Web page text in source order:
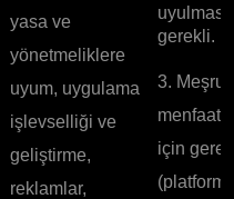
yasa ve
yönetmeliklere
uyum, uygulama
işlevselliği ve
geliştirme,
reklamlar,
gerekli.
3. Meşru
için